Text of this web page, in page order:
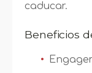
caducar.
Beneficios